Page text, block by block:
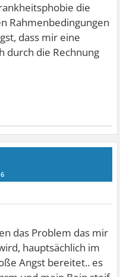
die
Rahmenbedingungen
dass mir eine
durch die Rechnung
6
das Problem das mir
hauptsächlich im
Angst bereitet.. es